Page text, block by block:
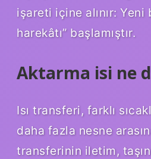
işareti içine alınır: Yeni
harekâtı” başlamıştır.
Aktarma isi ne
Isı transferi, farklı
daha fazla nesne
transferinin iletim,